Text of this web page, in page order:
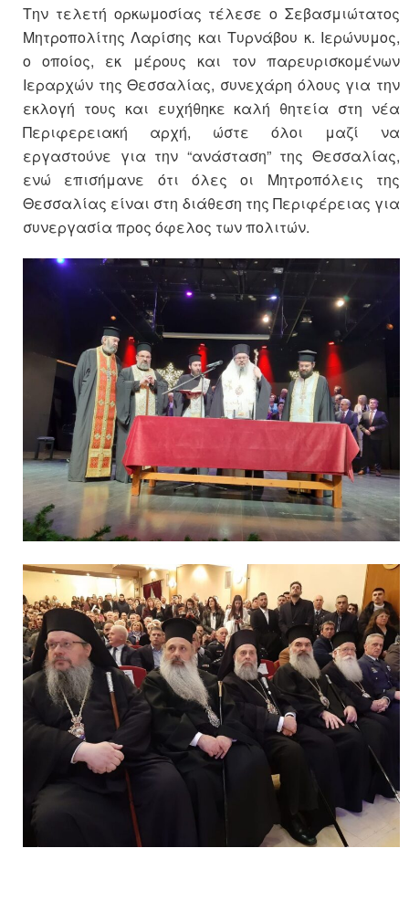
Την τελετή ορκωμοσίας τέλεσε ο Σεβασμιώτατος
Μητροπολίτης Λαρίσης και Τυρνάβου κ. Ιερώνυμος,
ο οποίος, εκ μέρους και τον παρευρισκομένων
Ιεραρχών της Θεσσαλίας, συνεχάρη όλους για την
εκλογή τους και ευχήθηκε καλή θητεία στη νέα
Περιφερειακή αρχή, ώστε όλοι μαζί να
εργαστούνε για την “ανάσταση” της Θεσσαλίας,
ενώ επισήμανε ότι όλες οι Μητροπόλεις της
Θεσσαλίας είναι στη διάθεση της Περιφέρειας για
συνεργασία προς όφελος των πολιτών.